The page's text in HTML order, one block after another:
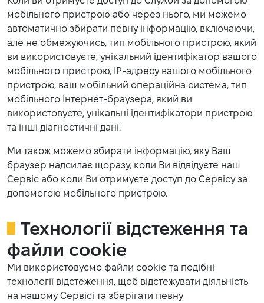
мобільного пристрою або через нього, ми можемо
автоматично збирати певну інформацію, включаючи,
але не обмежуючись, тип мобільного пристрою, який
ви використовуєте, унікальний ідентифікатор вашого
мобільного пристрою, IP-адресу вашого мобільного
пристрою, ваш мобільний операційна система, тип
мобільного Інтернет-браузера, який ви
використовуєте, унікальні ідентифікатори пристрою
та інші діагностичні дані.
Ми також можемо збирати інформацію, яку Ваш
браузер надсилає щоразу, коли Ви відвідуєте наш
Сервіс або коли Ви отримуєте доступ до Сервісу за
допомогою мобільного пристрою.
Технології відстеження та
файли cookie
Ми використовуємо файли cookie та подібні
технології відстеження, щоб відстежувати діяльність
на нашому Сервісі та зберігати певну